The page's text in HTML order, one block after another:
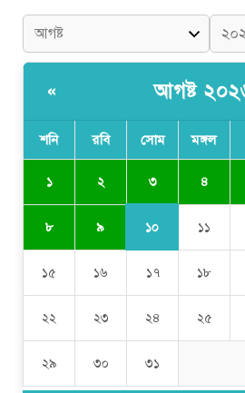
« আগষ্ট
শনি রবি সোম মঙ্গল
১ ২ ৩ ৪
৮ ৯ ১০ ১১
১৫ ১৬ ১৭ ১৮
২২ ২৩ ২৪ ২৫
২৯ ৩০ ৩১